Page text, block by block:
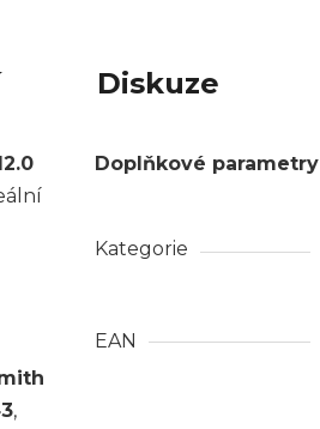
Diskuze
,
Doplňkové parametry
Kategorie
EAN